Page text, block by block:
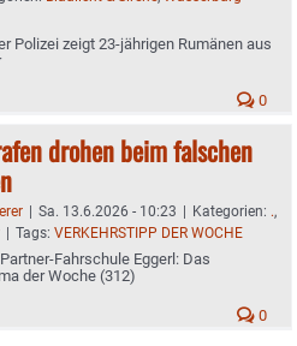
Polizei zeigt 23-jährigen Rumänen aus
0
drohen beim falschen
| Sa. 13.6.2026 - 10:23 | Kategorien: .,
| Tags: VERKEHRSTIPP DER WOCHE
Fahrschule Eggerl: Das
der Woche (312)
0